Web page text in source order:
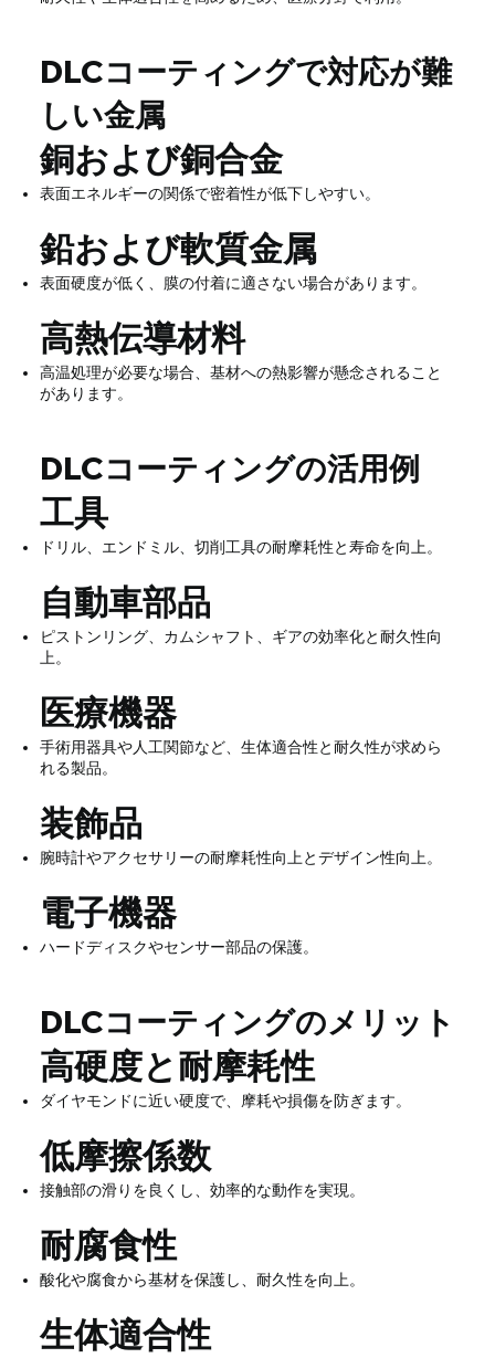
DLCコーティングで対応が難
しい金属
銅および銅合金
表面エネルギーの関係で密着性が低下しやすい。
鉛および軟質金属
表面硬度が低く、膜の付着に適さない場合があります。
高熱伝導材料
高温処理が必要な場合、基材への熱影響が懸念されること
があります。
DLCコーティングの活用例
工具
ドリル、エンドミル、切削工具の耐摩耗性と寿命を向上。
自動車部品
ピストンリング、カムシャフト、ギアの効率化と耐久性向
上。
医療機器
手術用器具や人工関節など、生体適合性と耐久性が求めら
れる製品。
装飾品
腕時計やアクセサリーの耐摩耗性向上とデザイン性向上。
電子機器
ハードディスクやセンサー部品の保護。
DLCコーティングのメリット
高硬度と耐摩耗性
ダイヤモンドに近い硬度で、摩耗や損傷を防ぎます。
低摩擦係数
接触部の滑りを良くし、効率的な動作を実現。
耐腐食性
酸化や腐食から基材を保護し、耐久性を向上。
生体適合性